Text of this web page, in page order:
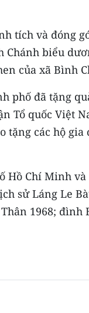
tích và đóng
biểu
của xã Bình
phố đã tặng
Tổ quốc Việt
các hộ
Hồ Chí Minh
sử Láng Le
1968; đình